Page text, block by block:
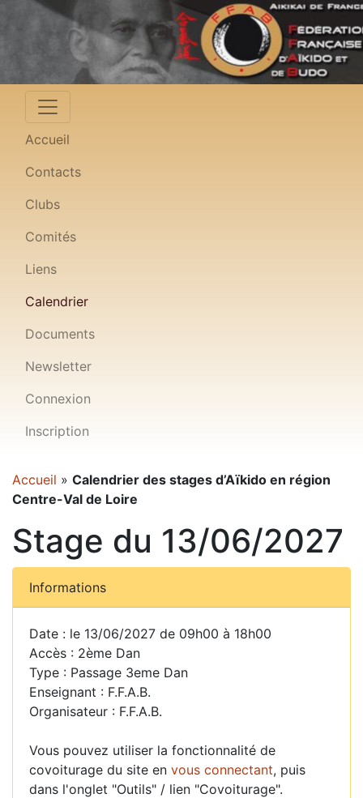
Accueil
Contacts
Clubs
Comités
Liens
Calendrier
Documents
Newsletter
Connexion
Inscription
Accueil » Calendrier des stages d’Aïkido en région
Centre-Val de Loire
Stage du 13/06/2027
Informations
Date : le 13/06/2027 de 09h00 à 18h00
Accès : 2ème Dan
Type : Passage 3eme Dan
Enseignant : F.F.A.B.
Organisateur : F.F.A.B.
Vous pouvez utiliser la fonctionnalité de
covoiturage du site en vous connectant, puis
dans l'onglet "Outils" / lien "Covoiturage".